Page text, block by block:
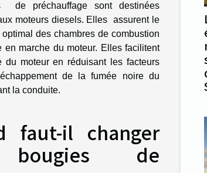
de préchauffage sont destinées
moteurs diesels. Elles assurent le
optimal des chambres de combustion
en marche du moteur. Elles facilitent
du moteur en réduisant les facteurs
de la fumée noire du
la conduite.
faut-il changer
de